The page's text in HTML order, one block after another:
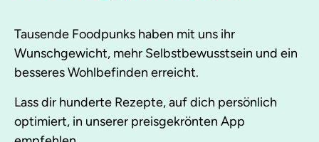
Tausende Foodpunks haben mit uns ihr
Wunschgewicht, mehr Selbstbewusstsein und ein
besseres Wohlbefinden erreicht.
Lass dir hunderte Rezepte, auf dich persönlich
optimiert, in unserer preisgekrönten App